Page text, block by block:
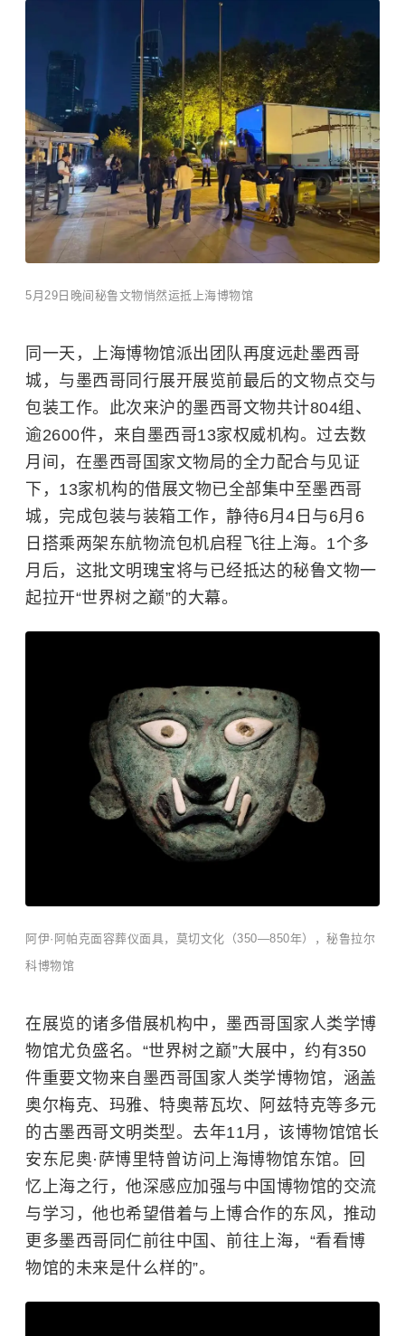
5月29日晚间秘鲁文物悄然运抵上海博物馆
同一天，上海博物馆派出团队再度远赴墨西哥
城，与墨西哥同行展开展览前最后的文物点交与
包装工作。此次来沪的墨西哥文物共计804组、
逾2600件，来自墨西哥13家权威机构。过去数
月间，在墨西哥国家文物局的全力配合与见证
下，13家机构的借展文物已全部集中至墨西哥
城，完成包装与装箱工作，静待6月4日与6月6
日搭乘两架东航物流包机启程飞往上海。1个多
月后，这批文明瑰宝将与已经抵达的秘鲁文物一
起拉开“世界树之巅”的大幕。
阿伊·阿帕克面容葬仪面具，莫切文化（350—850年），秘鲁拉尔
科博物馆
在展览的诸多借展机构中，墨西哥国家人类学博
物馆尤负盛名。“世界树之巅”大展中，约有350
件重要文物来自墨西哥国家人类学博物馆，涵盖
奥尔梅克、 玛雅、特奥蒂瓦坎、阿兹特克等多元
的古墨西哥文明类型。去年11月，该博物馆馆长
安东尼奥·萨博里特曾访问 上海博物馆东馆。回
忆上海之行，他深感应加强与中国博物馆的交流
与学习，他也希望借着与上博合作的东风，推动
更多墨西哥同仁前往中国、前往上海，“看看博
物馆的未来是什么样的”。